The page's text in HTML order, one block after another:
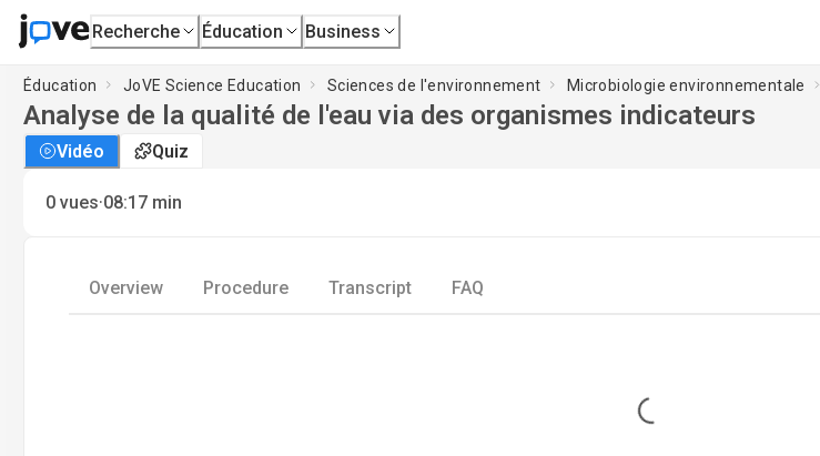
Recherche Éducation Business
Éducation JoVE Science Education Sciences de l'environnement Microbiologie environnementale
Analyse de la qualité de l'eau via des organismes indicateurs
Vidéo Quiz
0 vues·08:17 min
Overview Procedure Transcript FAQ
Loading...